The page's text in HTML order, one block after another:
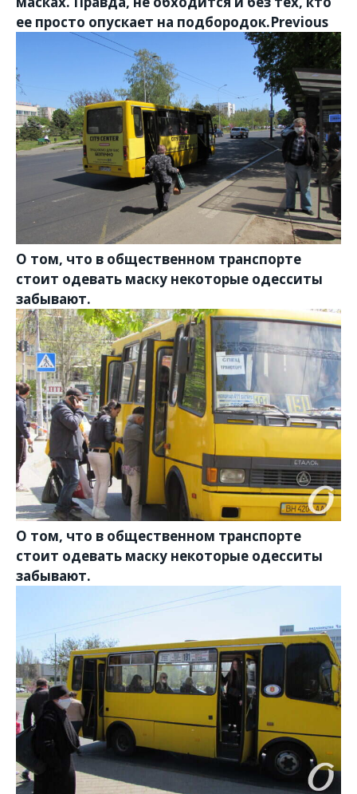
ее просто опускает на подбородок.Previous
О том, что в общественном транспорте
стоит одевать маску некоторые одесситы
забывают.
О том, что в общественном транспорте
стоит одевать маску некоторые одесситы
забывают.